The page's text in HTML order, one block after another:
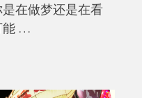
在做梦还是在看
能 …